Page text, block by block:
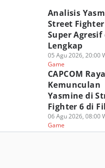
Analisis
Street Fighter
Super Agresif
Lengkap
05 Agu 2026, 20:00
Game
CAPCOM
Kemunculan
Yasmine di
Fighter 6 di
06 Agu 2026, 08:00
Game